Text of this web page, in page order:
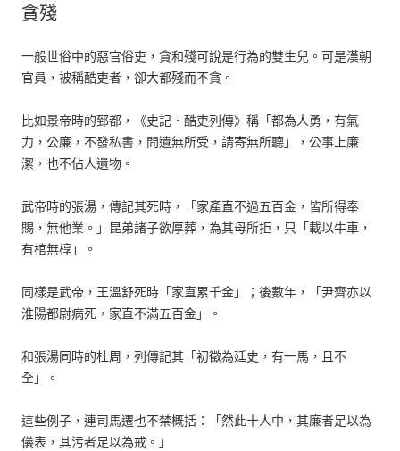
貪殘
一般世俗中的惡官俗吏，貪和殘可說是行為的雙生兒。可是漢朝
官員，被稱酷吏者，卻大都殘而不貪。
比如景帝時的郅都，《史記．酷吏列傳》稱「都為人勇，有氣
力，公廉，不發私書，問遺無所受，請寄無所聽」，公事上廉
潔，也不佔人遺物。
武帝時的張湯，傳記其死時，「家產直不過五百金，皆所得奉
賜，無他業。」昆弟諸子欲厚葬，為其母所拒，只「載以牛車，
有棺無椁」。
同樣是武帝，王溫舒死時「家直累千金」；後數年，「尹齊亦以
淮陽都尉病死，家直不滿五百金」。
和張湯同時的杜周，列傳記其「初徵為廷史，有一馬，且不
全」。
這些例子，連司馬遷也不禁概括：「然此十人中，其廉者足以為
儀表，其污者足以為戒。」